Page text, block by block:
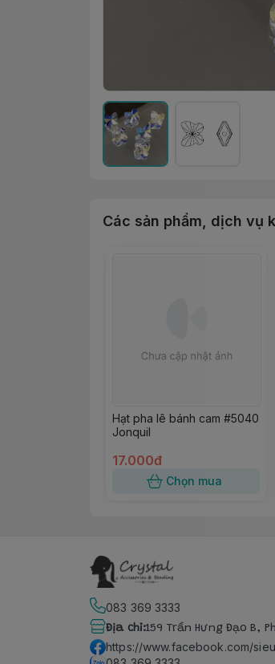
Các sản phẩm, dịch vụ
Hạt pha lê bánh cam #5040
Jonquil
17.000đ
Chọn mua
083 369 3333
Địa chỉ:159 Trần Hưng Đạo B,
https://www.facebook.com/